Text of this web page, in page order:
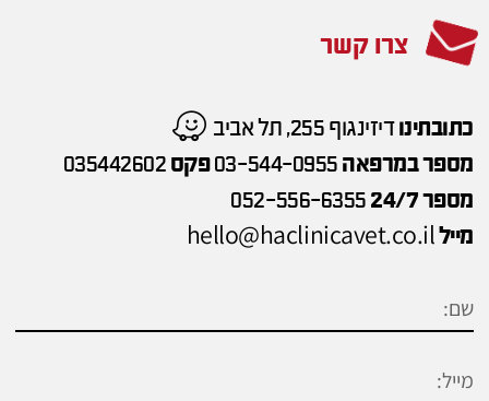
צרו קשר
כתובתינודיזינגוף 255, תל אביב
מספר במרפאה 03-544-0955פקס 035442602
מספר 24/7
052-556-6355
מיילhello@haclinicavet.co.il